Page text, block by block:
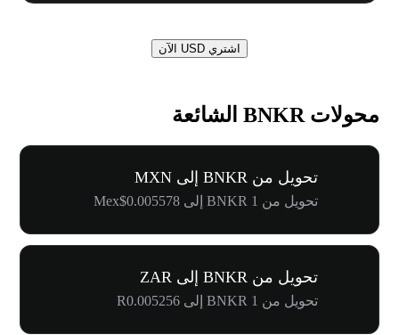
اشتري USD الآن
محولات BNKR الشائعة
تحويل من BNKR إلى MXN
تحويل من 1 BNKR إلى Mex$0.005578
تحويل من BNKR إلى ZAR
تحويل من 1 BNKR إلى R0.005256